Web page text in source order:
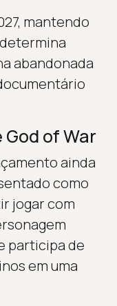
mantendo
abandonada
of War
ainda
como
jogar com
participa de
em uma